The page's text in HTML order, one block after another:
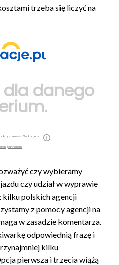
trzeba się liczyć na
dla danego
z serwisu Wakacje.pl
partnerem
czy wybieramy
czy udział w wyprawie
kilku polskich agencji
z pomocy agencji na
w zasadzie komentarza.
odpowiednią frazę i
kilku
pierwsza i trzecia wiążą